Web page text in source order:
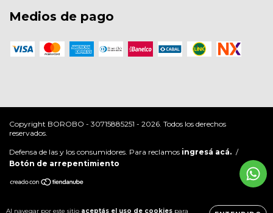
Al navegar por este sitio aceptás el uso de cookies para
Medios de pago
Copyright BOROBO - 30715885251 - 2026. Todos los derechos
reservados.
Defensa de las y los consumidores. Para reclamos ingresá acá. /
Botón de arrepentimiento